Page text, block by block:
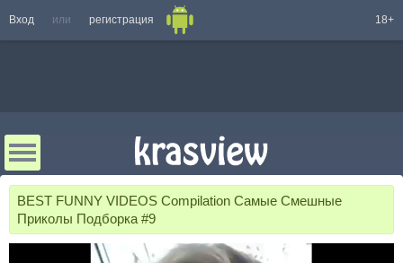
Вход или регистрация 18+
BEST FUNNY VIDEOS Compilation Самые Смешные
Приколы Подборка #9